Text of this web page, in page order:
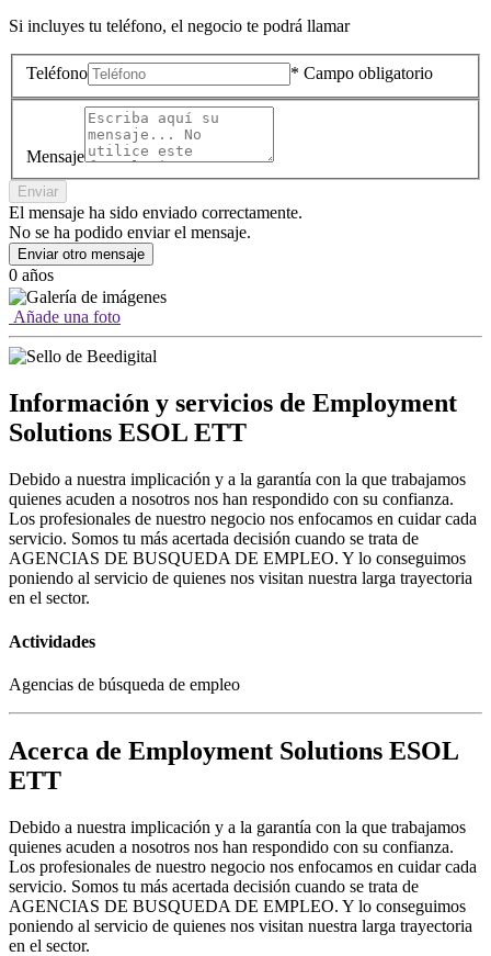
Si incluyes tu teléfono, el negocio te podrá llamar
Teléfono * Campo obligatorio
Mensaje
Enviar
El mensaje ha sido enviado correctamente.
No se ha podido enviar el mensaje.
Enviar otro mensaje
0 años
Añade una foto
Información y servicios de Employment
Solutions ESOL ETT
Debido a nuestra implicación y a la garantía con la que trabajamos
quienes acuden a nosotros nos han respondido con su confianza.
Los profesionales de nuestro negocio nos enfocamos en cuidar cada
servicio. Somos tu más acertada decisión cuando se trata de
AGENCIAS DE BUSQUEDA DE EMPLEO. Y lo conseguimos
poniendo al servicio de quienes nos visitan nuestra larga trayectoria
en el sector.
Actividades
Agencias de búsqueda de empleo
Acerca de Employment Solutions ESOL
ETT
Debido a nuestra implicación y a la garantía con la que trabajamos
quienes acuden a nosotros nos han respondido con su confianza.
Los profesionales de nuestro negocio nos enfocamos en cuidar cada
servicio. Somos tu más acertada decisión cuando se trata de
AGENCIAS DE BUSQUEDA DE EMPLEO. Y lo conseguimos
poniendo al servicio de quienes nos visitan nuestra larga trayectoria
en el sector.